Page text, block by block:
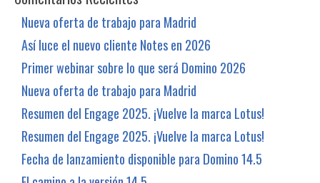
Nueva oferta de trabajo para Madrid
Así luce el nuevo cliente Notes en 2026
Primer webinar sobre lo que será Domino 2026
Nueva oferta de trabajo para Madrid
Resumen del Engage 2025. ¡Vuelve la marca Lotus!
Resumen del Engage 2025. ¡Vuelve la marca Lotus!
Fecha de lanzamiento disponible para Domino 14.5